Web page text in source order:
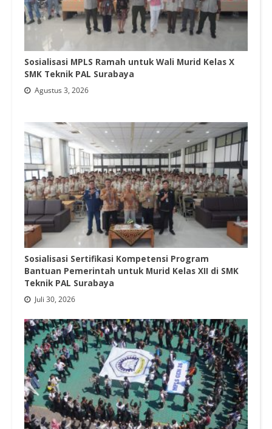
Sosialisasi MPLS Ramah untuk Wali Murid Kelas X
SMK Teknik PAL Surabaya
Agustus 3, 2026
Sosialisasi Sertifikasi Kompetensi Program
Bantuan Pemerintah untuk Murid Kelas XII di SMK
Teknik PAL Surabaya
Juli 30, 2026